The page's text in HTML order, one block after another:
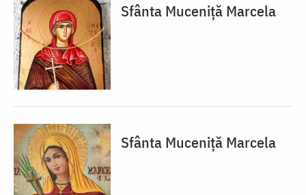
Sfânta Muceniță Marcela
Sfânta Muceniță Marcela